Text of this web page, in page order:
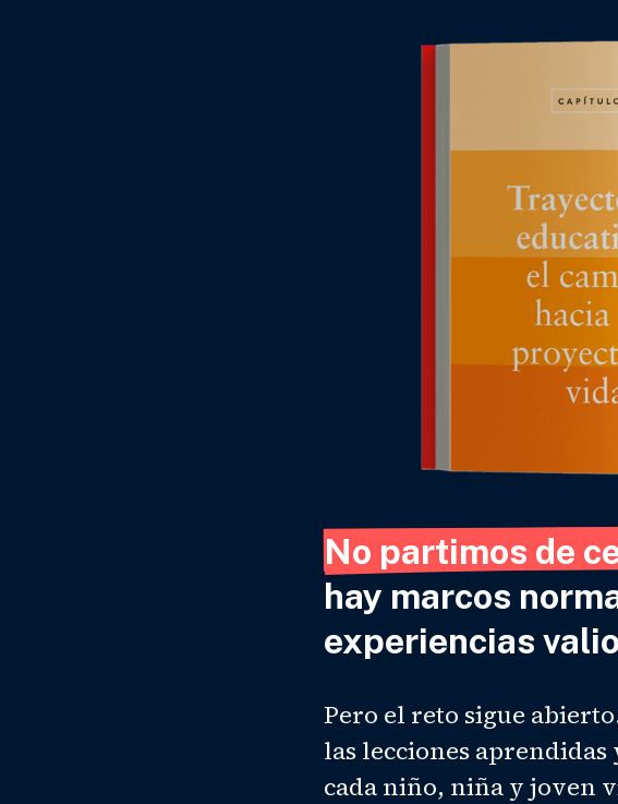
No partimos de
hay marcos
experiencias
Pero el reto sigue
las lecciones
cada niño, niña y joven